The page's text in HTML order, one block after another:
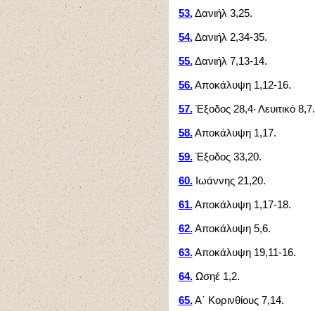
53.Δανιήλ 3,25.
54.Δανιήλ 2,34-35.
55.Δανιήλ 7,13-14.
56.Αποκάλυψη 1,12-16.
57.Έξοδος 28,4· Λευιτικό 8,7.
58.Αποκάλυψη 1,17.
59.Έξοδος 33,20.
60.Ιωάννης 21,20.
61.Αποκάλυψη 1,17-18.
62.Αποκάλυψη 5,6.
63.Αποκάλυψη 19,11-16.
64.Ωσηέ 1,2.
65.Α΄ Κορινθίους 7,14.